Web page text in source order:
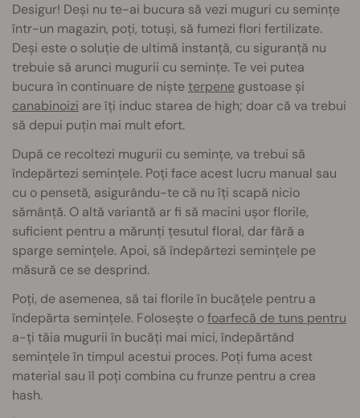
Desigur! Deși nu te-ai bucura să vezi muguri cu semințe
într-un magazin, poți, totuși, să fumezi flori fertilizate.
Deși este o soluție de ultimă instanță, cu siguranță nu
trebuie să arunci mugurii cu semințe. Te vei putea
bucura în continuare de nișteterpene gustoase și
canabinoizi are îți induc starea de high; doar că va trebui
să depui puțin mai mult efort.
După ce recoltezi mugurii cu semințe, va trebui să
îndepărtezi semințele. Poți face acest lucru manual sau
cu o pensetă, asigurându-te că nu îți scapă nicio
sămânță. O altă variantă ar fi să macini ușor florile,
suficient pentru a mărunți țesutul floral, dar fără a
sparge semințele. Apoi, să îndepărtezi semințele pe
măsură ce se desprind.
Poți, de asemenea, să tai florile în bucățele pentru a
îndepărta semințele. Folosește ofoarfecă de tuns pentru
a-ți tăia mugurii în bucăți mai mici, îndepărtând
semințele în timpul acestui proces. Poți fuma acest
material sau îl poți combina cu frunze pentru a crea
hash.